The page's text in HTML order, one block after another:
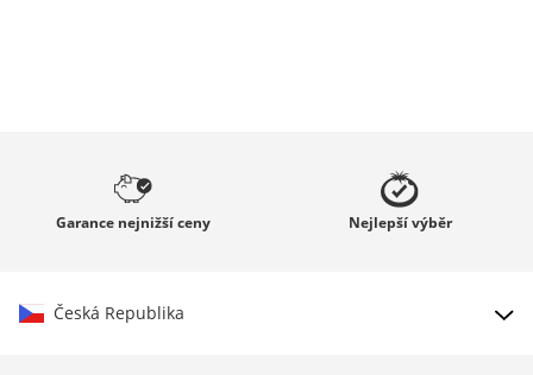
Garance nejnižší ceny Nejlepšívýběr
Česká Republika